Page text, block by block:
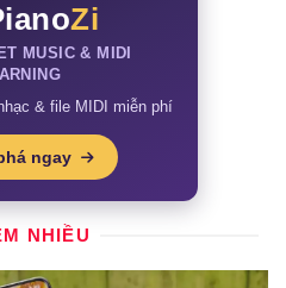
Zi
MUSIC & MIDI
& file MIDI miễn phí
ngay
NHIỀU